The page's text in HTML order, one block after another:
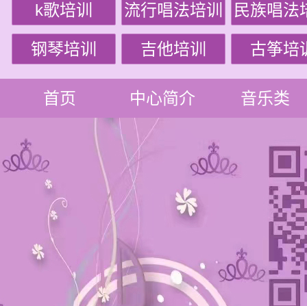
k歌培训 流行唱法培训 民族唱法
钢琴培训 吉他培训 古筝培
首页 中心简介 音乐类